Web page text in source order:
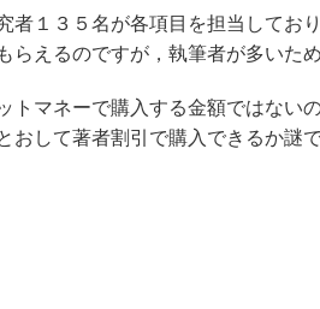
者１３５名が各項目を担当してお
らえるのですが，執筆者が多いた
トマネーで購入する金額ではない
おして著者割引で購入できるか謎で